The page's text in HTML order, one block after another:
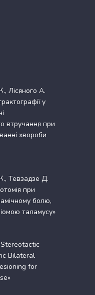
Лісяного А.
у
втручання при
хвороби
Тевзадзе Д.
при
болю,
таламусу»
Bilateral
for